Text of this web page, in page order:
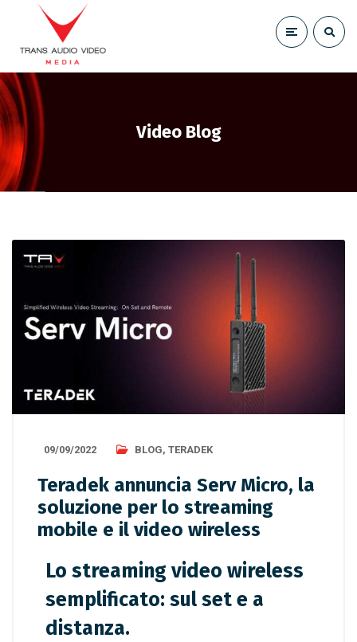
Video Blog
09/09/2022 BLOG, TERADEK
Teradek annuncia Serv Micro, la
soluzione per lo streaming
mobile e il video wireless
Lo streaming video wireless
semplificato: sul set e a
distanza.